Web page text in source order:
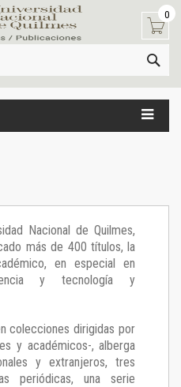
0
Nacional de Quilmes,
más de 400 títulos, la
en especial en
y tecnología y
colecciones dirigidas por
y académicos-, alberga
y extranjeros, tres
periódicas, una serie